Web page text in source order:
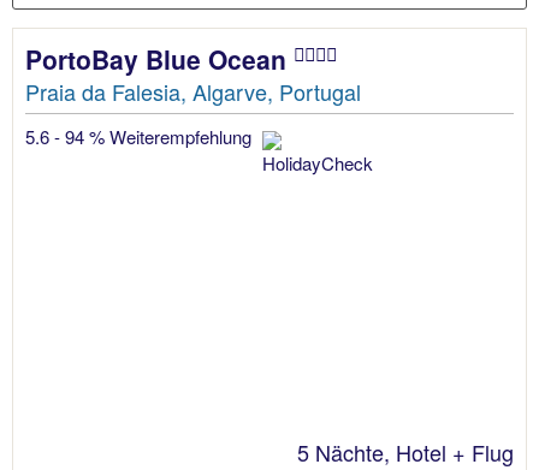
PortoBay Blue Ocean
Praia da Falesia, Algarve, Portugal
5.6 - 94 % Weiterempfehlung
5 Nächte, Hotel + Flug